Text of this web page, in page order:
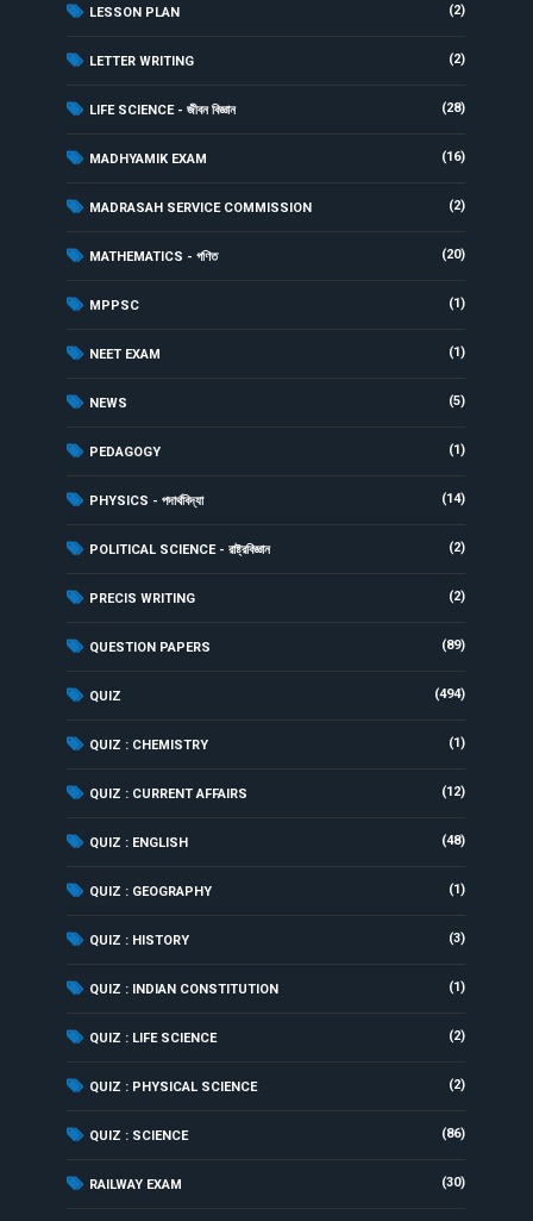
LESSON PLAN (2)
LETTER WRITING (2)
LIFE SCIENCE - জীবন বিজ্ঞান (28)
MADHYAMIK EXAM (16)
MADRASAH SERVICE COMMISSION (2)
MATHEMATICS - গণিত (20)
MPPSC (1)
NEET EXAM (1)
NEWS (5)
PEDAGOGY (1)
PHYSICS - পদার্থবিদ্যা (14)
POLITICAL SCIENCE - রাষ্ট্রবিজ্ঞান (2)
PRECIS WRITING (2)
QUESTION PAPERS (89)
QUIZ (494)
QUIZ : CHEMISTRY (1)
QUIZ : CURRENT AFFAIRS (12)
QUIZ : ENGLISH (48)
QUIZ : GEOGRAPHY (1)
QUIZ : HISTORY (3)
QUIZ : INDIAN CONSTITUTION (1)
QUIZ : LIFE SCIENCE (2)
QUIZ : PHYSICAL SCIENCE (2)
QUIZ : SCIENCE (86)
RAILWAY EXAM (30)